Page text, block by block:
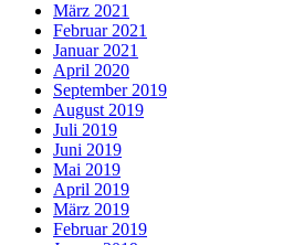
März 2021
Februar 2021
Januar 2021
April 2020
September 2019
August 2019
Juli 2019
Juni 2019
Mai 2019
April 2019
März 2019
Februar 2019